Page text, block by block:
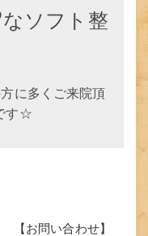
ソフト整
に多くご来院頂
す☆
【お問い合わせ】